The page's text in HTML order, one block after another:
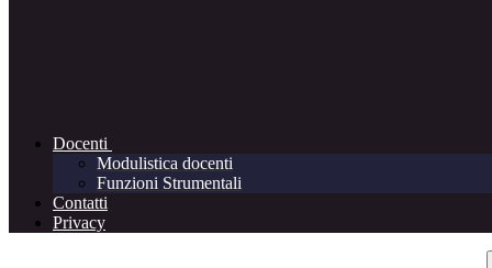
Docenti
Modulistica docenti
Funzioni Strumentali
Contatti
Privacy